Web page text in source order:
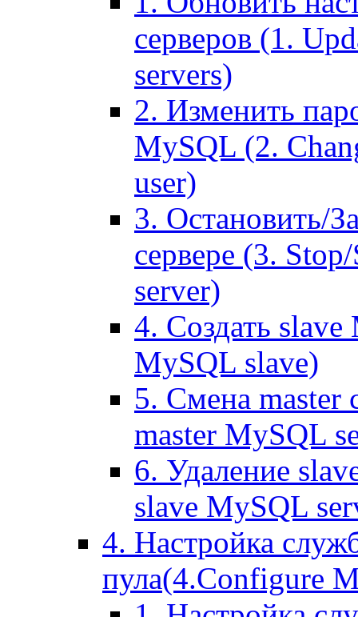
серверов (1.
servers)
2. Изменить
MySQL (2.
user)
3. Остановить/
сервере (3.
server)
4. Создать
MySQL slave)
5. Смена master
master MySQL
6. Удаление
slave MySQL
4. Настройка
пула(4.Configure